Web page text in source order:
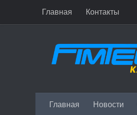
Перейти к содержимому
Главная Контакты
Главная Новости